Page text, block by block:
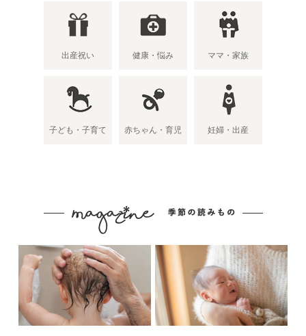
出産祝い 健康・悩み ママ・家族
子ども・子育て 赤ちゃん・育児 妊婦・出産